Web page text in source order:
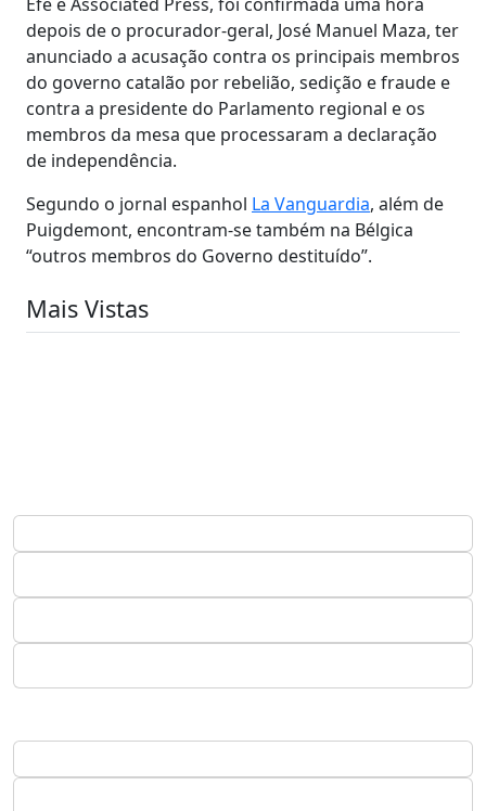
depois de o procurador-geral, José Manuel Maza, ter
anunciado a acusação contra os principais membros
do governo catalão por rebelião, sedição e fraude e
contra a presidente do Parlamento regional e os
membros da mesa que processaram a declaração
de independência.
Segundo o jornal espanhol La Vanguardia, além de
Puigdemont, encontram-se também na Bélgica
“outros membros do Governo destituído”.
Mais Vistas